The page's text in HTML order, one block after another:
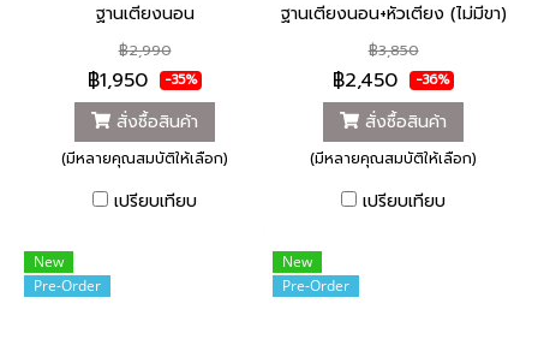
ฐานเตียงนอน
฿2,990
฿1,950 -35%
สั่งซื้อสินค้า
(มีหลายคุณสมบัติให้เลือก)
เปรียบเทียบ
ฐานเตียงนอน+หัวเตียง (ไม่มีขา)
฿3,850
฿2,450 -36%
สั่งซื้อสินค้า
(มีหลายคุณสมบัติให้เลือก)
เปรียบเทียบ
New
Pre-Order
New
Pre-Order